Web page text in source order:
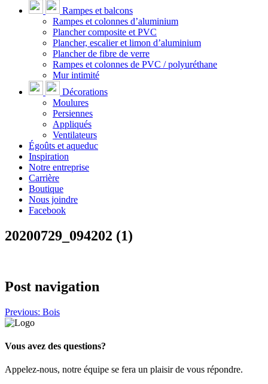
Rampes et balcons
Rampes et colonnes d’aluminium
Plancher composite et PVC
Plancher, escalier et limon d’aluminium
Plancher de fibre de verre
Rampes et colonnes de PVC / polyuréthane
Mur intimité
Décorations
Moulures
Persiennes
Appliqués
Ventilateurs
Égoûts et aqueduc
Inspiration
Notre entreprise
Carrière
Boutique
Nous joindre
Facebook
20200729_094202 (1)
Post navigation
Previous: Bois
Vous avez des questions?
Appelez-nous, notre équipe se fera un plaisir de vous répondre.